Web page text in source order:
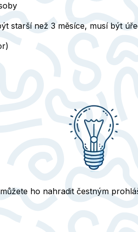
starší než 3 měsíce, musí být
ho nahradit čestným